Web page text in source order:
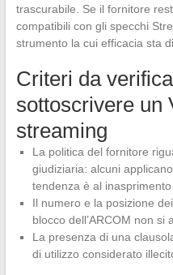
trascurabile. Se il fornitore
compatibili con gli specchi
strumento la cui efficacia sta
Criteri da
sottoscrivere un
streaming
La politica del fornitore
giudiziaria: alcuni
tendenza è al inasprimento
Il numero e la posizione
blocco dell’ARCOM non si
La presenza di una
di utilizzo considerato